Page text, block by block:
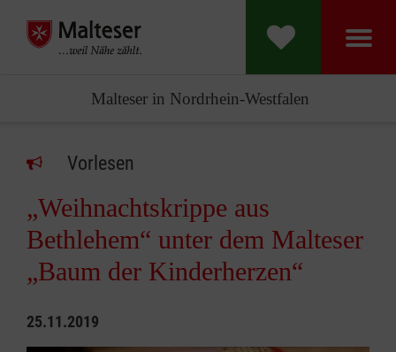
Malteser in Nordrhein-Westfalen
Vorlesen
„Weihnachtskrippe aus
Bethlehem“ unter dem Malteser
„Baum der Kinderherzen“
25.11.2019